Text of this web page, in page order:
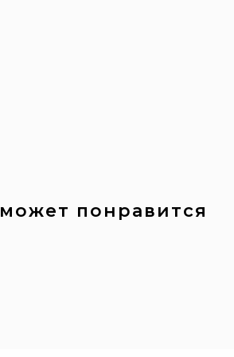
понравится